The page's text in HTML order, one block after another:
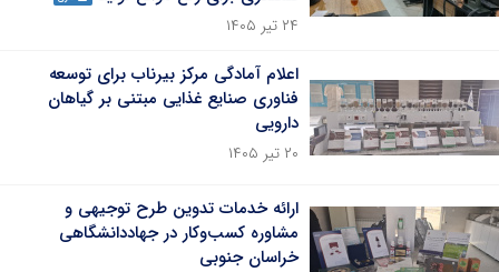
۲۴ تیر ۱۴۰۵
اعلام آمادگی مرکز بیرناب برای توسعه
فناوری صنایع غذایی مبتنی بر گیاهان
دارویی
۲۰ تیر ۱۴۰۵
ارائه خدمات تدوین طرح توجیهی و
مشاوره کسب‌وکار در جهاددانشگاهی
خراسان جنوبی